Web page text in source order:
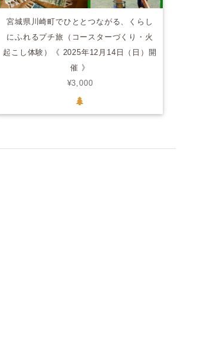
宮城県川崎町でひととつながる、くらし
にふれるプチ旅（コースターづくり・火
起こし体験）《 2025年12月14日（日）開
催 》
¥3,000